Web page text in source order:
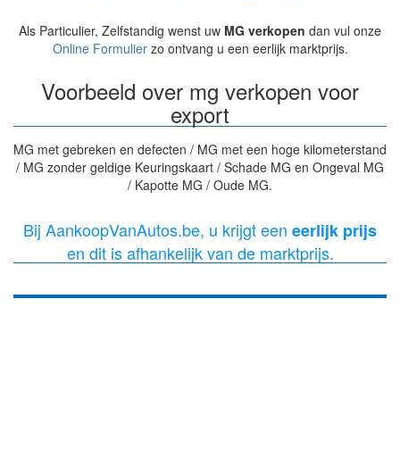
Als Particulier, Zelfstandig wenst uw MG verkopen dan vul onze
Online Formulierzo ontvang u een eerlijk marktprijs.
Voorbeeld over mg verkopen voor
export
MG met gebreken en defecten / MG met een hoge kilometerstand
/ MG zonder geldige Keuringskaart / Schade MG en Ongeval MG
/ Kapotte MG / Oude MG.
Bij AankoopVanAutos.be, u krijgt een eerlijk prijs
en dit is afhankelijk van de marktprijs.